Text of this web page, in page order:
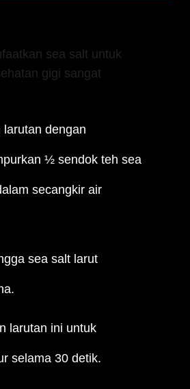
sea salt untuk
gigi sangat
larutan dengan
½ sendok teh sea
secangkir air
sea salt larut
larutan ini untuk
selama 30 detik.